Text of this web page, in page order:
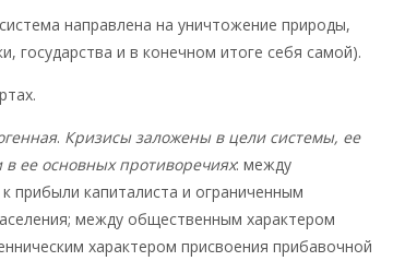
направлена на уничтожение природы,
государства и в конечном итоге себя самой).
. Кризисы заложены в цели системы, ее
ее основных противоречиях: между
прибыли капиталиста и ограниченным
между общественным характером
характером присвоения прибавочной